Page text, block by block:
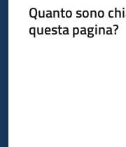
Quanto sono
questa pagina?